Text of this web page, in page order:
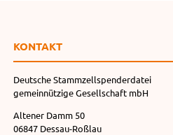
KONTAKT
Deutsche Stammzellspenderdatei
gemeinnützige Gesellschaft mbH
Altener Damm 50
06847 Dessau-Roßlau